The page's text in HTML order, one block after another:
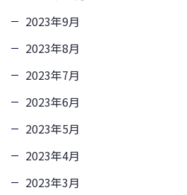
2023年9月
2023年8月
2023年7月
2023年6月
2023年5月
2023年4月
2023年3月